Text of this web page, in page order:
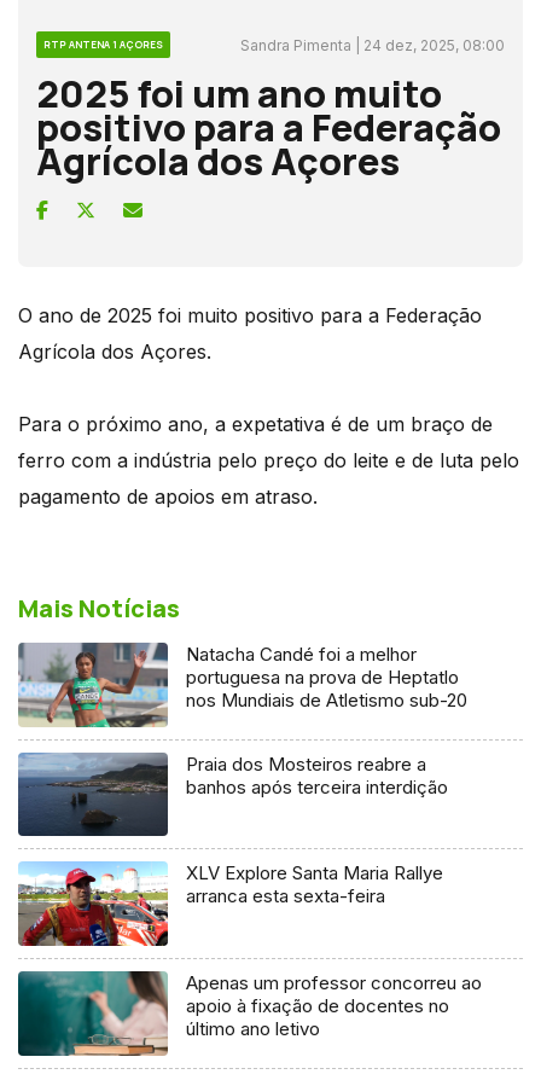
RTP ANTENA 1 AÇORES Sandra Pimenta | 24 dez, 2025, 08:00
2025 foi um ano muito
positivo para a Federação
Agrícola dos Açores
O ano de 2025 foi muito positivo para a Federação
Agrícola dos Açores.
Para o próximo ano, a expetativa é de um braço de
ferro com a indústria pelo preço do leite e de luta pelo
pagamento de apoios em atraso.
Mais Notícias
Natacha Candé foi a melhor
portuguesa na prova de Heptatlo
nos Mundiais de Atletismo sub-20
Praia dos Mosteiros reabre a
banhos após terceira interdição
XLV Explore Santa Maria Rallye
arranca esta sexta-feira
Apenas um professor concorreu ao
apoio à fixação de docentes no
último ano letivo